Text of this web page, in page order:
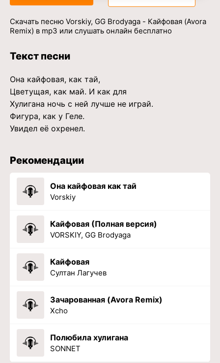
Скачать песню Vorskiy, GG Brodyaga - Кайфовая (Avora
Remix) в mp3 или слушать онлайн бесплатно
Текст песни
Она кайфовая, как тай,
Цветущая, как май. И как для
Хулигана ночь с ней лучше не играй.
Фигура, как у Геле.
Увидел её охренел.
Рекомендации
Она кайфовая как тай
Vorskiy
Кайфовая (Полная версия)
VORSKIY, GG Brodyaga
Кайфовая
Султан Лагучев
Зачарованная (Avora Remix)
Xcho
Полюбила хулигана
SONNET